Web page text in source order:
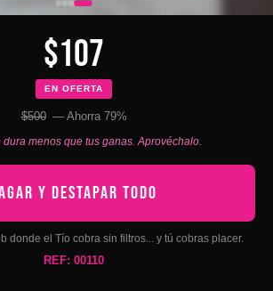
$107
EN OFERTA
$500 — Ahorra 79%
dura menos que tus ganas. Aprovéchalo.
Y DESTAPAR TODO
donde el Tío cobra sin filtros... y tú cobras placer.
REF: 00110